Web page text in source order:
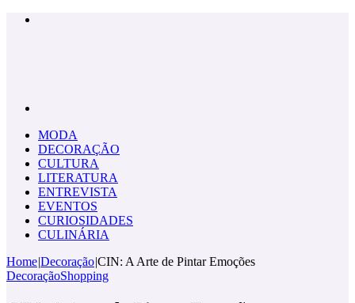
MODA
DECORAÇÃO
CULTURA
LITERATURA
ENTREVISTA
EVENTOS
CURIOSIDADES
CULINÁRIA
Home|Decoração|CIN: A Arte de Pintar Emoções
DecoraçãoShopping